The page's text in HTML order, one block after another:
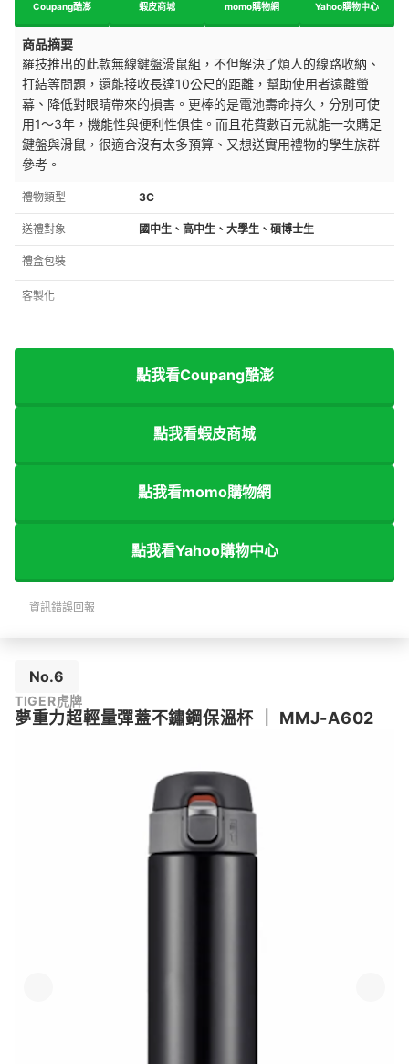
Coupang酷澎 蝦皮商城 momo購物網 Yahoo購物中心
商品摘要
羅技推出的此款無線鍵盤滑鼠組， 不但解決了煩人的線路收納、
打結等問題，還能接收長達10公尺的距離，幫助使用者遠離螢
幕、降低對眼睛帶來的損害。更棒的是電池壽命持久，分別可使
用1～3年， 機能性與便利性俱佳。而且花費數百元就能一次購足
鍵盤與滑鼠，很適合沒有太多預算、又想送實用禮物的學生族群
參考。
禮物類型 3C
送禮對象 國中生、高中生、大學生、碩博士生
禮盒包裝
客製化
點我看Coupang酷澎
點我看蝦皮商城
點我看momo購物網
點我看Yahoo購物中心
資訊錯誤回報
No.6
TIGER虎牌
夢重力超輕量彈蓋不鏽鋼保溫杯 MMJ-A602